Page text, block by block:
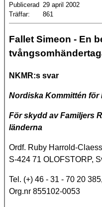
Publicerad 29 april 2002
Träffar:
861
Fallet Simeon - En
NKMR:s svar
Nordiska Kommittén för
För skydd av Familjers
länderna
Ordf. Ruby Harrold-
S-424 71 OLOFSTORP,
Tel. (+) 46 - 31 - 70 20
Org.nr 855102-0053